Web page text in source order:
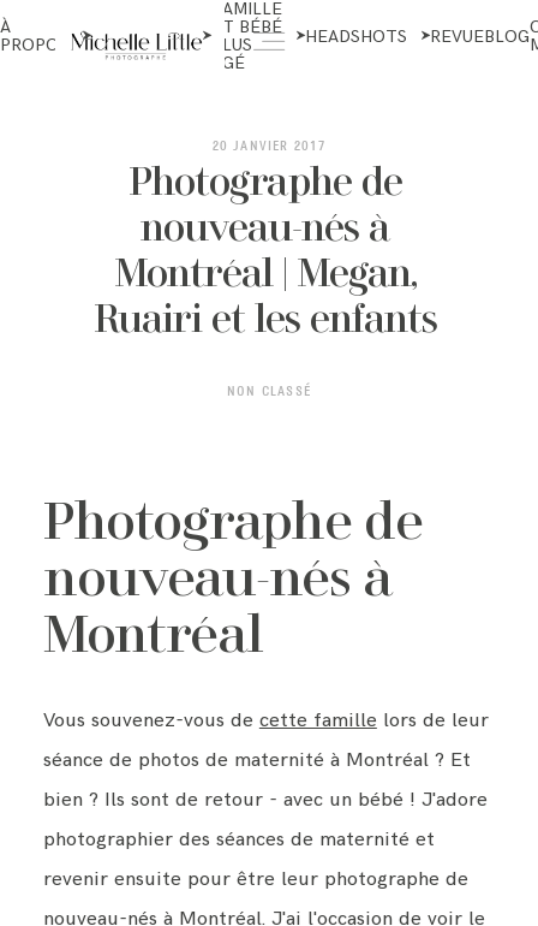
À
PROPOS
NÉS ET
MATERNITÉ
FAMILLE
ET BÉBÉ
PLUS
ÂGÉ
HEADSHOTS REVUEBLOG
20 JANVIER 2017
Photographe de
nouveau-nés à
Montréal | Megan,
Ruairi et les enfants
NON CLASSÉ
Photographe de
nouveau-nés à
Montréal
Vous souvenez-vous de cette famille lors de leur
séance de photos de maternité à Montréal ? Et
bien ? Ils sont de retour - avec un bébé ! J'adore
photographier des séances de maternité et
revenir ensuite pour être leur photographe de
nouveau-nés à Montréal. J'ai l'occasion de voir le
ABOUT
NEWBORN & MATERNITY
FAMILY & OLDER BABY
REVIEWS
BLOG
CONTACT ME